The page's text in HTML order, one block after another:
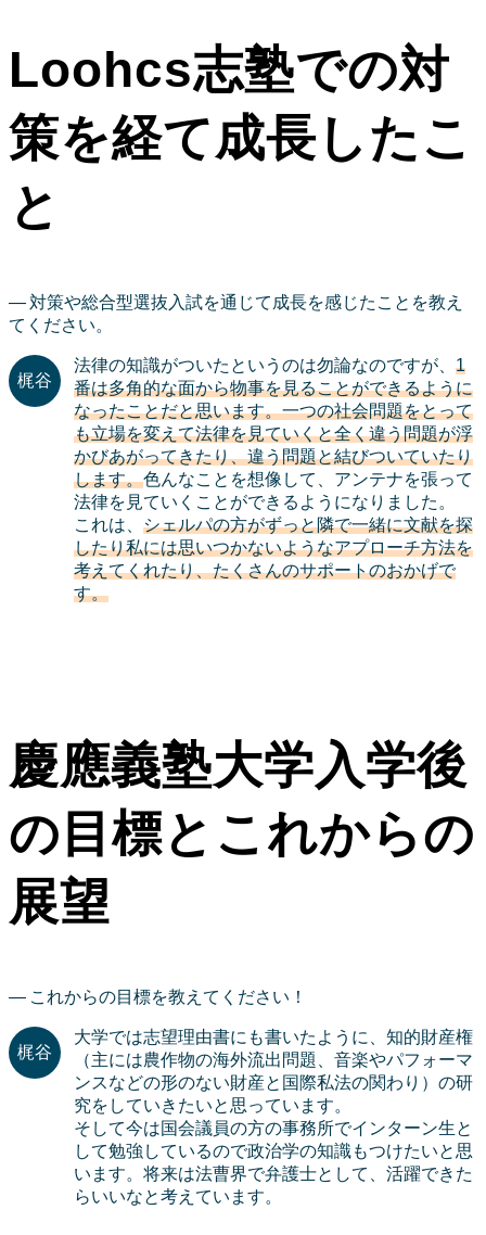
Loohcs志塾での対
策を経て成長したこ
と
対策や総合型選抜入試を通じて成長を感じたことを教え
てください。
法律の知識がついたというのは勿論なのですが、 1
番は多角的な面から物事を見ることができるように
なったことだと思います。一つの社会問題をとって
も立場を変えて法律を見ていくと全く違う問題が浮
かびあがってきたり、違う問題と結びついていたり
します。色んなことを想像して、アンテナを張って
法律を見ていくことができるようになりました。
これは、 シェルパの方がずっと隣で一緒に文献を探
したり私には思いつかないようなアプローチ方法を
考えてくれたり、たくさんのサポートのおかげで
す。
慶應義塾大学入学後
の目標とこれからの
展望
これからの目標を教えてください！
大学では志望理由書にも書いたように、知的財産権
（主には農作物の海外流出問題、音楽やパフォーマ
ンスなどの形のない財産と国際私法の関わり）の研
究をしていきたいと思っています。
そして今は国会議員の方の事務所でインターン生と
して勉強しているので政治学の知識もつけたいと思
います。将来は法曹界で弁護士として、活躍できた
らいいなと考えています。